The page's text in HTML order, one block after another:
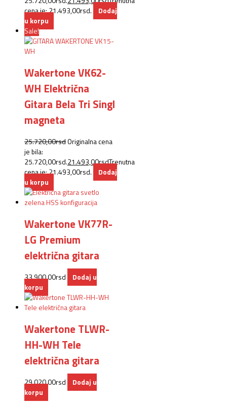
cena je: 21.493,00rsd.
Dodaj
u korpu
Sale!
Wakertone VK62-
WH Električna
Gitara Bela Tri Singl
magneta
25.720,00rsd Originalna cena
je bila:
25.720,00rsd.21.493,00rsdTrenutna
cena je: 21.493,00rsd.
Dodaj
u korpu
Wakertone VK77R-
LG Premium
električna gitara
33.900,00rsd
Dodaj u
korpu
Wakertone TLWR-
HH-WH Tele
električna gitara
29.020,00rsd
Dodaj u
korpu